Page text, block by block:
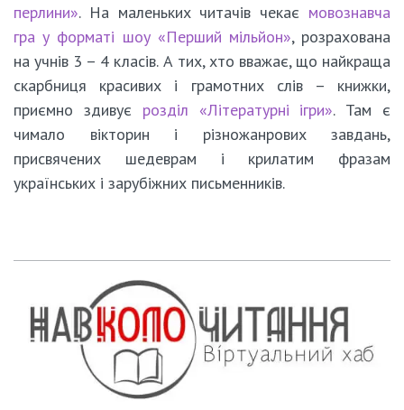
перлини». На маленьких читачів чекає мовознавча
гра у форматі шоу «Перший мільйон», розрахована
на учнів 3 – 4 класів. А тих, хто вважає, що найкраща
скарбниця красивих і грамотних слів – книжки,
приємно здивує розділ «Літературні ігри». Там є
чимало вікторин і різножанрових завдань,
присвячених шедеврам і крилатим фразам
українських і зарубіжних письменників.